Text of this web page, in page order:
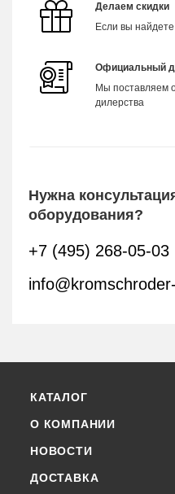
Делаем скидки
Если вы
Официальный
Мы поставляем
дилерства
Нужна
оборудования?
+7 (495) 268-05-03
КАТАЛОГ
О КОМПАНИИ
НОВОСТИ
ДОСТАВКА